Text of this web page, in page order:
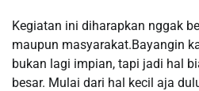
Kegiatan ini diharapkan nggak
maupun masyarakat.Bayangin
bukan lagi impian, tapi jadi hal
besar. Mulai dari hal kecil aja